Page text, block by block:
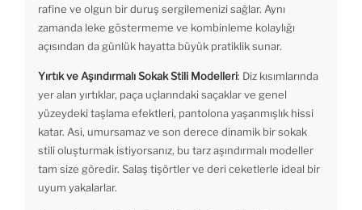
rafine ve olgun bir duruş sergilemenizi sağlar. Aynı
zamanda leke göstermeme ve kombinleme kolaylığı
açısından da günlük hayatta büyük pratiklik sunar.
Yırtık ve Aşındırmalı Sokak Stili Modelleri: Diz kısımlarında
yer alan yırtıklar, paça uçlarındaki saçaklar ve genel
yüzeydeki taşlama efektleri, pantolona yaşanmışlık hissi
katar. Asi, umursamaz ve son derece dinamik bir sokak
stili oluşturmak istiyorsanız, bu tarz aşındırmalı modeller
tam size göredir. Salaş tişörtler ve deri ceketlerle ideal bir
uyum yakalarlar.